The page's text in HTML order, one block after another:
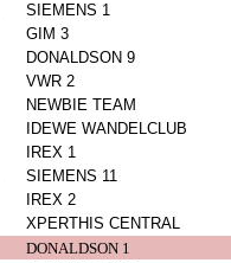
SIEMENS 1
GIM 3
DONALDSON 9
VWR 2
NEWBIE TEAM
IDEWE WANDELCLUB
IREX 1
SIEMENS 11
IREX 2
XPERTHIS CENTRAL
DONALDSON 1